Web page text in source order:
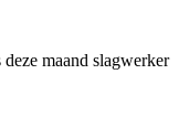
maand slagwerker